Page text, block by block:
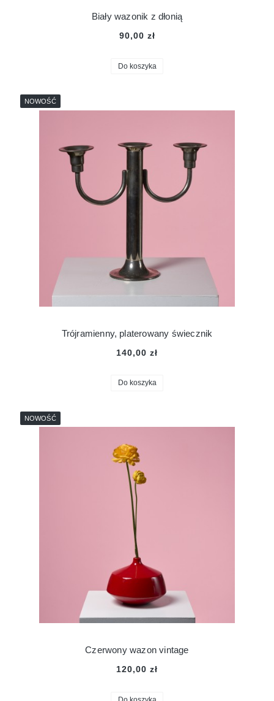
Biały wazonik z dłonią
90,00 zł
Do koszyka
Trójramienny, platerowany świecznik
140,00 zł
Do koszyka
NOWOŚĆ
Czerwony wazon vintage
120,00 zł
NOWOŚĆ